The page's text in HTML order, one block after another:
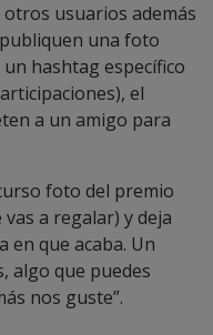
usuarios además
una foto
hashtag específico
el
a un amigo para
foto del premio
a regalar) y deja
en que acaba. Un
algo que puedes
nos guste”.